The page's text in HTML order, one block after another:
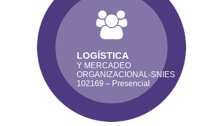
LOGÍSTICA
Y MERCADEO
ORGANIZACIONAL-SNIES
102169 – Presencial